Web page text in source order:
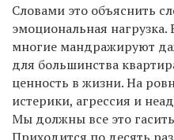
Словами это объяснить
эмоциональная
многие мандражируют
для большинства
ценность в жизни. На
истерики, агрессия и
Мы должны все это